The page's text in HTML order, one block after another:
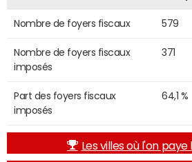
Nombre de foyers fiscaux 579
Nombre de foyers fiscaux
imposés
371
Part des foyers fiscaux
imposés
64,1 %
Les villes où l'on paye